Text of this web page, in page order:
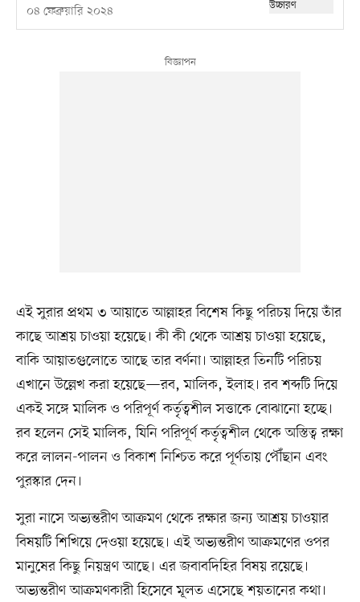
০৪ ফেব্রুয়ারি ২০২৪
এই সুরার প্রথম ৩ আয়াতে আল্লাহর বিশেষ কিছু পরিচয় দিয়ে তাঁর
কাছে আশ্রয় চাওয়া হয়েছে। কী কী থেকে আশ্রয় চাওয়া হয়েছে,
বাকি আয়াতগুলোতে আছে তার বর্ণনা। আল্লাহর তিনটি পরিচয়
এখানে উল্লেখ করা হয়েছে—রব, মালিক, ইলাহ। রব শব্দটি দিয়ে
একই সঙ্গে মালিক ও পরিপূর্ণ কর্তৃত্বশীল সত্তাকে বোঝানো হচ্ছে।
রব হলেন সেই মালিক, যিনি পরিপূর্ণ কর্তৃত্বশীল থেকে অস্তিত্ব রক্ষা
করে লালন-পালন ও বিকাশ নিশ্চিত করে পূর্ণতায় পৌঁছান এবং
পুরস্কার দেন।
সুরা নাসে অভ্যন্তরীণ আক্রমণ থেকে রক্ষার জন্য আশ্রয় চাওয়ার
বিষয়টি শিখিয়ে দেওয়া হয়েছে। এই অভ্যন্তরীণ আক্রমণের ওপর
মানুষের কিছু নিয়ন্ত্রণ আছে। এর জবাবদিহির বিষয় রয়েছে।
অভ্যন্তরীণ আক্রমণকারী হিসেবে মূলত এসেছে শয়তানের কথা।